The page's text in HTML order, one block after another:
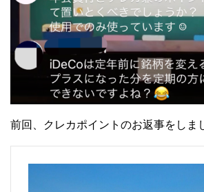
前回、クレカポイントのお返事をしま